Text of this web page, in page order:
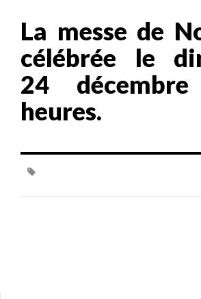
La messe de
célébrée le
24
heures.